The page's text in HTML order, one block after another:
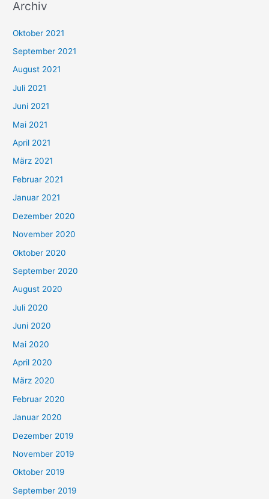
c
n
n
a
c
h
:
Archiv
Oktober 2021
September 2021
August 2021
Juli 2021
Juni 2021
Mai 2021
April 2021
März 2021
Februar 2021
Januar 2021
Dezember 2020
November 2020
Oktober 2020
September 2020
August 2020
Juli 2020
Juni 2020
Mai 2020
April 2020
März 2020
Februar 2020
Januar 2020
Dezember 2019
November 2019
Oktober 2019
September 2019